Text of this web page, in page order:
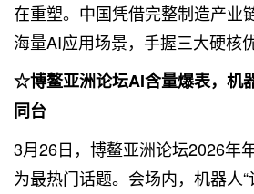
在重塑。中国凭借完整制造产业
海量AI应用场景，手握三大硬核
☆博鳌亚洲论坛AI含量爆表，机
同台
3月26日，博鳌亚洲论坛2026年
为最热门话题。会场内，机器人“